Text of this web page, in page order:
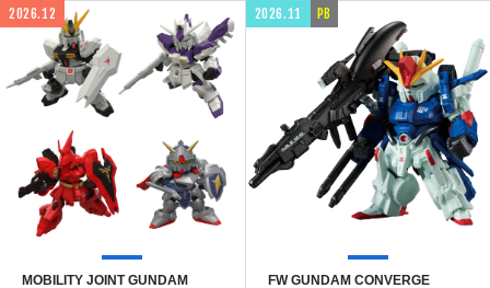
2026.12
MOBILITY JOINT GUNDAM
2026.11 PB
FW GUNDAM CONVERGE